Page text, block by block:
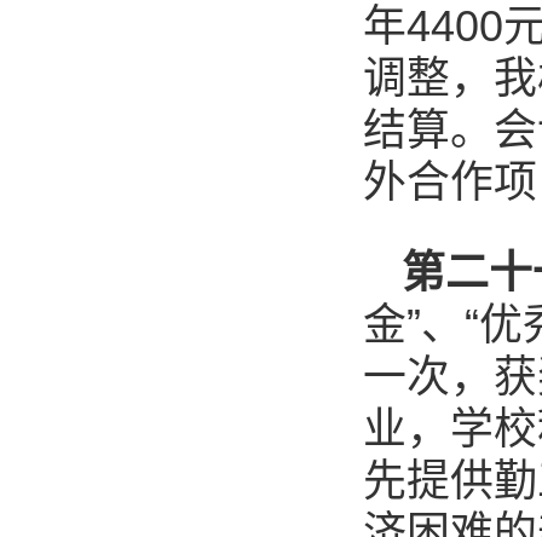
年4400
调整，
结算。
外合作
第二
金”、“
一次，
业，学
先提供